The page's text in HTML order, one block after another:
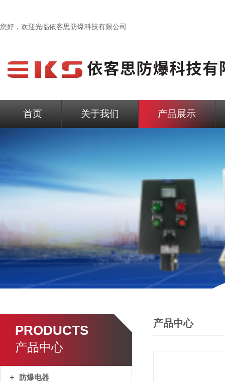
您好，欢迎光临依客思防爆科技有限公司
首页 关于我们 产品展示
PRODUCTS
产品中心
防爆电器
产品中心